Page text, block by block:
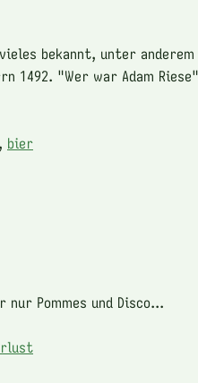
bekannt, unter anderem
1492. "Wer war Adam
, bier
Pommes und Disco...